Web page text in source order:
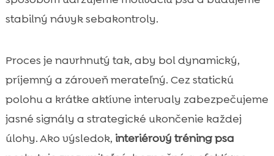
stabilný návyk sebakontroly.
Proces je navrhnutý tak, aby bol dynamický,
príjemný a zároveň merateľný. Cez statickú
polohu a krátke aktívne intervaly zabezpečujeme
jasné signály a strategické ukončenie každej
úlohy. Ako výsledok, interiérový tréning psa